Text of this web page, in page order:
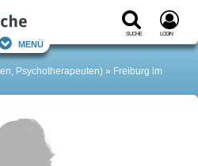
Suche Login
Menü
Psychotherapeuten)
Freiburg im